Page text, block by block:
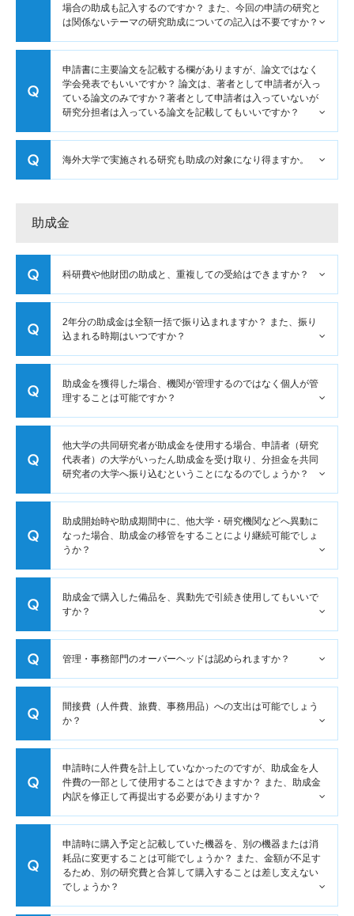
場合の助成も記入するのですか？ また、今回の申請の研究と
は関係ないテーマの研究助成についての記入は不要ですか？
申請書に主要論文を記載する欄がありますが、論文ではなく
学会発表でもいいですか？ 論文は、著者として申請者が入っ
ている論文のみですか？著者として申請者は入っていないが
研究分担者は入っている論文を記載してもいいですか？
海外大学で実施される研究も助成の対象になり得ますか。
助成金
科研費や他財団の助成と、重複しての受給はできますか？
2年分の助成金は全額一括で振り込まれますか？ また、振り
込まれる時期はいつですか？
助成金を獲得した場合、機関が管理するのではなく個人が管
理することは可能ですか？
他大学の共同研究者が助成金を使用する場合、申請者（研究
代表者）の大学がいったん助成金を受け取り、分担金を共同
研究者の大学へ振り込むということになるのでしょうか？
助成開始時や助成期間中に、他大学・研究機関などへ異動に
なった場合、助成金の移管をすることにより継続可能でしょ
うか？
助成金で購入した備品を、異動先で引続き使用してもいいで
すか？
管理・事務部門のオーバーヘッドは認められますか？
間接費（人件費、旅費、事務用品）への支出は可能でしょう
か？
申請時に人件費を計上していなかったのですが、助成金を人
件費の一部として使用することはできますか？ また、助成金
内訳を修正して再提出する必要がありますか？
申請時に購入予定と記載していた機器を、別の機器または消
耗品に変更することは可能でしょうか？ また、金額が不足す
るため、別の研究費と合算して購入することは差し支えない
でしょうか？